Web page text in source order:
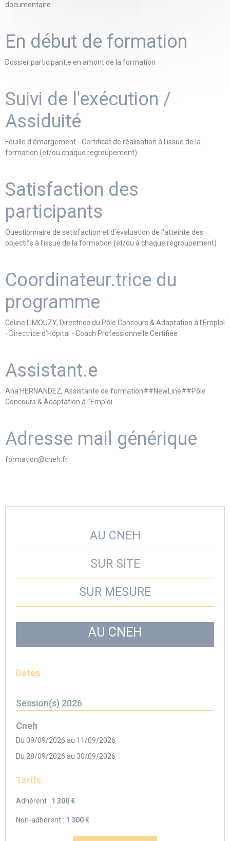
documentaire
En début de formation
Dossier participant.e en amont de la formation
Suivi de l'exécution /
Assiduité
Feuille d'émargement - Certificat de réalisation à l'issue de la
formation (et/ou chaque regroupement)
Satisfaction des
participants
Questionnaire de satisfaction et d'évaluation de l'atteinte des
objectifs à l'issue de la formation (et/ou à chaque regroupement)
Coordinateur.trice du
programme
Céline LIMOUZY, Directrice du Pôle Concours & Adaptation à l’Emploi
- Directrice d’Hôpital - Coach Professionnelle Certifiée
Assistant.e
Ana HERNANDEZ, Assistante de formation##NewLine##Pôle
Concours & Adaptation à l’Emploi
Adresse mail générique
formation@cneh.fr
AU CNEH
SUR SITE
SUR MESURE
AU CNEH
Dates
Session(s) 2026
Cneh
Du 09/09/2026 au 11/09/2026
Du 28/09/2026 au 30/09/2026
Tarifs
Adhérent : 1 300 €
Non-adhérent : 1 300 €